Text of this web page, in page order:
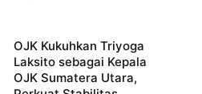
OJK Kukuhkan Triyoga
Laksito sebagai Kepala
OJK Sumatera Utara,